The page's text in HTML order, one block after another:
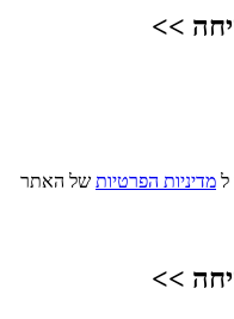
>>
ל מדיניות הפרטיות של האתר
>>